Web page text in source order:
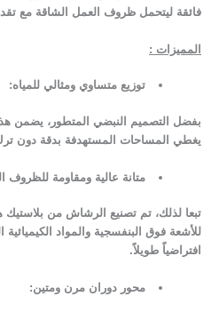
فائقة ليتحمل ظروف العمل الشاقة مع
المميزات :
توزيع متساوي ومثالي للمياه:
بفضل التصميم النبضي المتطور، يضمن
يغطي المساحات المستهدفة بدقة دون
متانة عالية ومقاومة للظروف
تبعا لذلك، تم تصنيع الرشاش من
للأشعة فوق البنفسجية والمواد
افتراضياً طويلاً.
محور دوران مرن ومتين: